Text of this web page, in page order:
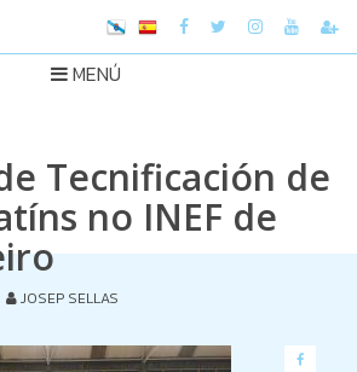
MENÚ
Tecnificación de
no INEF de
JOSEP SELLAS